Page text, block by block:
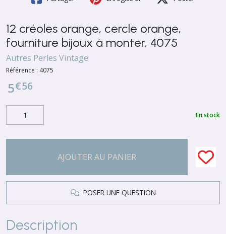
12 créoles orange, cercle orange,
fourniture bijoux à monter, 4075
Autres Perles Vintage
Référence : 4075
5€56
En stock
AJOUTER AU PANIER
POSER UNE QUESTION
Description